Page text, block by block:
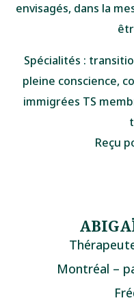
envisagés, dans la
Spécialités :
pleine conscience,
immigrées TS
Reçu
Montréal –